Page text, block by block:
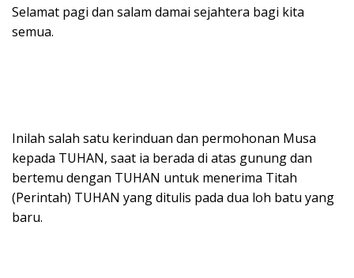
Selamat pagi dan salam damai sejahtera bagi kita
semua.
Inilah salah satu kerinduan dan permohonan Musa
kepada TUHAN, saat ia berada di atas gunung dan
bertemu dengan TUHAN untuk menerima Titah
(Perintah) TUHAN yang ditulis pada dua loh batu yang
baru.